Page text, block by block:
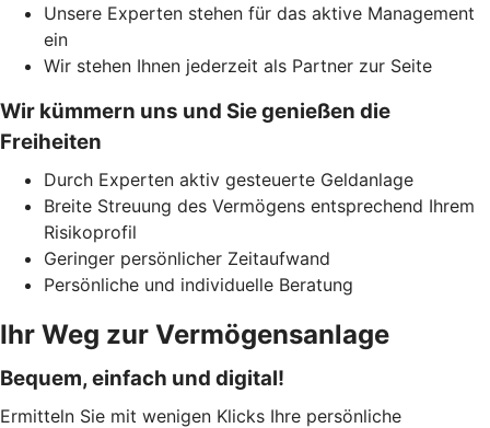
Unsere Experten stehen für das aktive Management
ein
Wir stehen Ihnen jederzeit als Partner zur Seite
Wir kümmern uns und Sie genießen die
Freiheiten
Durch Experten aktiv gesteuerte Geldanlage
Breite Streuung des Vermögens entsprechend Ihrem
Risikoprofil
Geringer persönlicher Zeitaufwand
Persönliche und individuelle Beratung
Ihr Weg zur Vermögensanlage
Bequem, einfach und digital!
Ermitteln Sie mit wenigen Klicks Ihre persönliche